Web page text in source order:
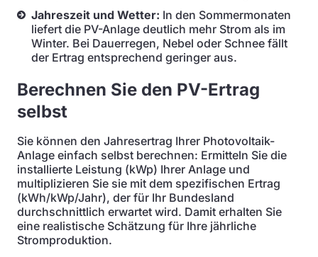
Jahreszeit und Wetter: In den Sommermonaten
liefert die PV-Anlage deutlich mehr Strom als im
Winter. Bei Dauerregen, Nebel oder Schnee fällt
der Ertrag entsprechend geringer aus.
Berechnen Sie den PV-Ertrag
selbst
Sie können den Jahresertrag Ihrer Photovoltaik-
Anlage einfach selbst berechnen: Ermitteln Sie die
installierte Leistung (kWp) Ihrer Anlage und
multiplizieren Sie sie mit dem spezifischen Ertrag
(kWh/kWp/Jahr), der für Ihr Bundesland
durchschnittlich erwartet wird. Damit erhalten Sie
eine realistische Schätzung für Ihre jährliche
Stromproduktion.